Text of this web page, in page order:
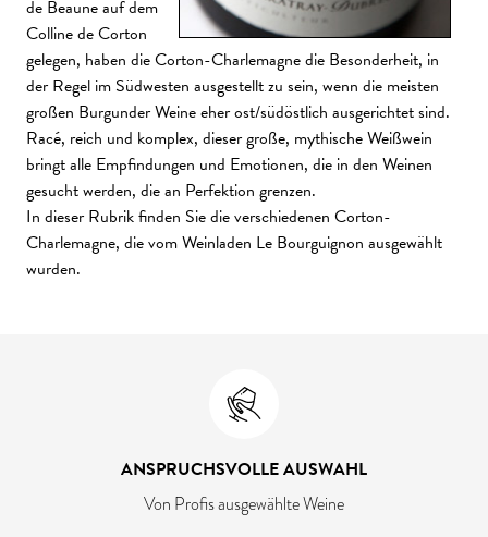
de Beaune auf dem
Colline de Corton
gelegen, haben die Corton-Charlemagne die Besonderheit, in
der Regel im Südwesten ausgestellt zu sein, wenn die meisten
großen Burgunder Weine eher ost/südöstlich ausgerichtet sind.
Racé, reich und komplex, dieser große, mythische Weißwein
bringt alle Empfindungen und Emotionen, die in den Weinen
gesucht werden, die an Perfektion grenzen.
In dieser Rubrik finden Sie die verschiedenen Corton-
Charlemagne, die vom Weinladen Le Bourguignon ausgewählt
wurden.
ANSPRUCHSVOLLE AUSWAHL
Von Profis ausgewählte Weine